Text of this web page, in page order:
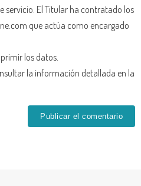
servicio. El Titular ha contratado los
que actúa como encargado
los datos.
la información detallada en la